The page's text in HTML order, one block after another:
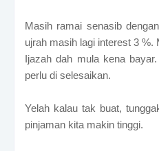
Masih ramai senasib
ujrah masih lagi interest 3
Ijazah dah mula kena
perlu di selesaikan.
Yelah kalau tak buat,
pinjaman kita makin tinggi.